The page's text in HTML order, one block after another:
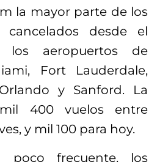
la mayor parte de los
cancelados desde el
los aeropuertos de
Fort Lauderdale,
y Sanford. La
400 vuelos entre
y mil 100 para hoy.
frecuente, los